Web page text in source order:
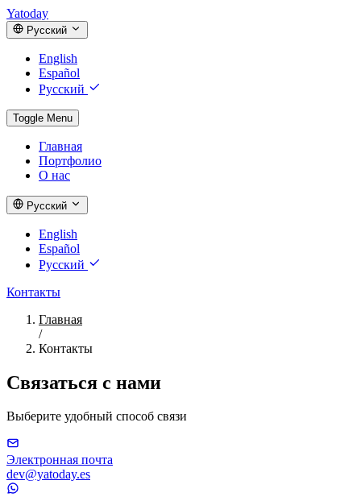
Yatoday
Русский
English
Español
Русский
Toggle Menu
Главная
Портфолио
О нас
Русский
English
Español
Русский
Контакты
Главная
/
Контакты
Связаться с нами
Выберите удобный способ связи
Электронная почта
dev@yatoday.es